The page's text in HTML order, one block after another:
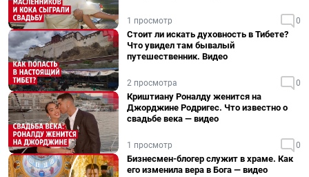
1 просмотр 0
Стоит ли искать духовность в Тибете?
Что увидел там бывалый
путешественник. Видео
2 просмотра 0
Криштиану Роналду женится на
Джорджине Родригес. Что известно о
свадьбе века — видео
1 просмотр 0
Бизнесмен-блогер служит в храме. Как
его изменила вера в Бога — видео